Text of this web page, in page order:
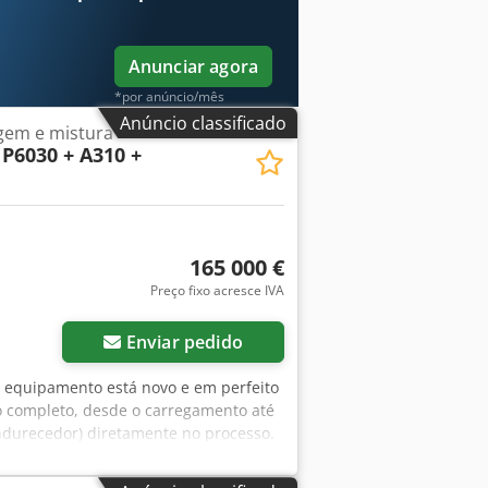
realizada por profissionais ✔
✔ Opções de pagamento seguras e
Oferecemos ferramentas e
– de fácil acesso em nossa
Anunciar agora
*por anúncio/mês
Anúncio classificado
e mistura
+ A310 +
165 000 €
Preço fixo acresce IVA
Enviar pedido
equipamento está novo e em perfeito
completo, desde o carregamento até
diretamente no processo.
Movimentação das peças
semiautomático e manual.